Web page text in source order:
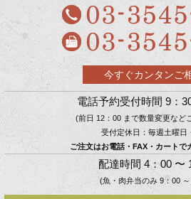
今すぐカンタンご
電話予約受付時間 9：
(前日 12：00 まで数量変更など
受付定休日：毎週土曜日
ご注文はお電話・FAX・カートで
配達時間 4：00 〜
(魚・肉弁当のみ 9：00